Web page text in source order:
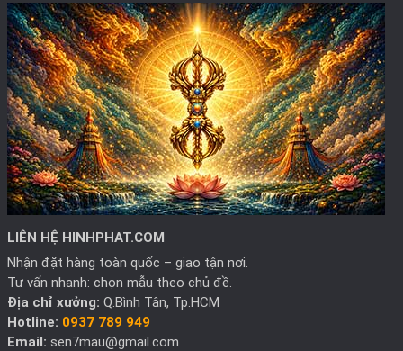
LIÊN HỆ HINHPHAT.COM
Nhận đặt hàng toàn quốc – giao tận nơi.
Tư vấn nhanh: chọn mẫu theo chủ đề.
Địa chỉ xưởng: Q.Bình Tân, Tp.HCM
Hotline: 0937 789 949
Email: sen7mau@gmail.com